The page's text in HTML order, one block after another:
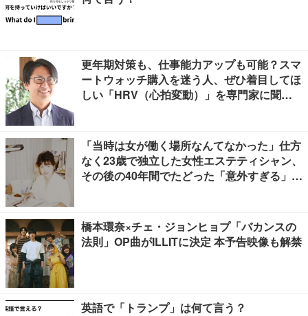
更年期対策も、仕事能力アップも可能？スマ
ートウォッチ購入を迷う人、ぜひ着目してほ
しい「HRV（心拍変動）」を専門家に聞き
「当時は女が働く場所なんてなかった」仕方
なく23歳で独立した女性エステティシャン、
その後の40年間でたどった「意外すぎる」紆
橋本環奈×チェ・ジョンヒョプ「バカンスの
法則」OP曲がILLITに決定 本予告映像も解禁
英語で「トランプ」は何て言う？